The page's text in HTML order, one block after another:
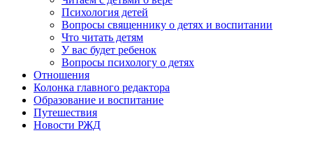
Психология детей
Вопросы священнику о детях и воспитании
Что читать детям
У вас будет ребенок
Вопросы психологу о детях
Отношения
Колонка главного редактора
Образование и воспитание
Путешествия
Новости РЖД